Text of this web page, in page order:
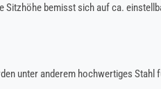
bemisst sich auf ca.
unter anderem hochwertiges